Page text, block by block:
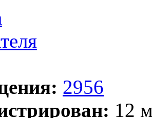
2956
12